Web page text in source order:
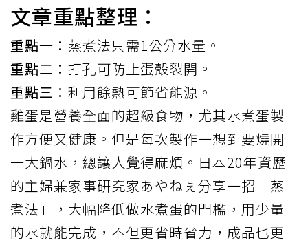
文章重點整理：
重點一： 蒸煮法只需1公分水量。
重點二： 打孔可防止蛋殼裂開。
重點三： 利用餘熱可節省能源。
雞蛋是營養全面的超級食物，尤其水煮蛋製
作方便又健康。但是每次製作一想到要燒開
一大鍋水，總讓人覺得麻煩。日本20年資歷
的主婦兼家事研究家あやねぇ分享一招「蒸
煮法」，大幅降低做水煮蛋的門檻，用少量
的水就能完成，不但更省時省力，成品也更